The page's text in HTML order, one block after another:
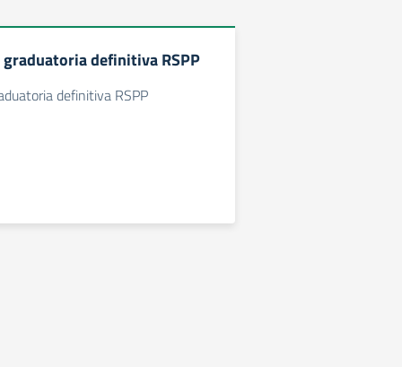
definitiva RSPP
definitiva RSPP